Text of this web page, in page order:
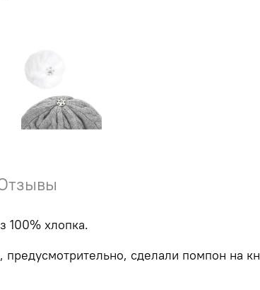
100% хлопка.
сделали помпон на